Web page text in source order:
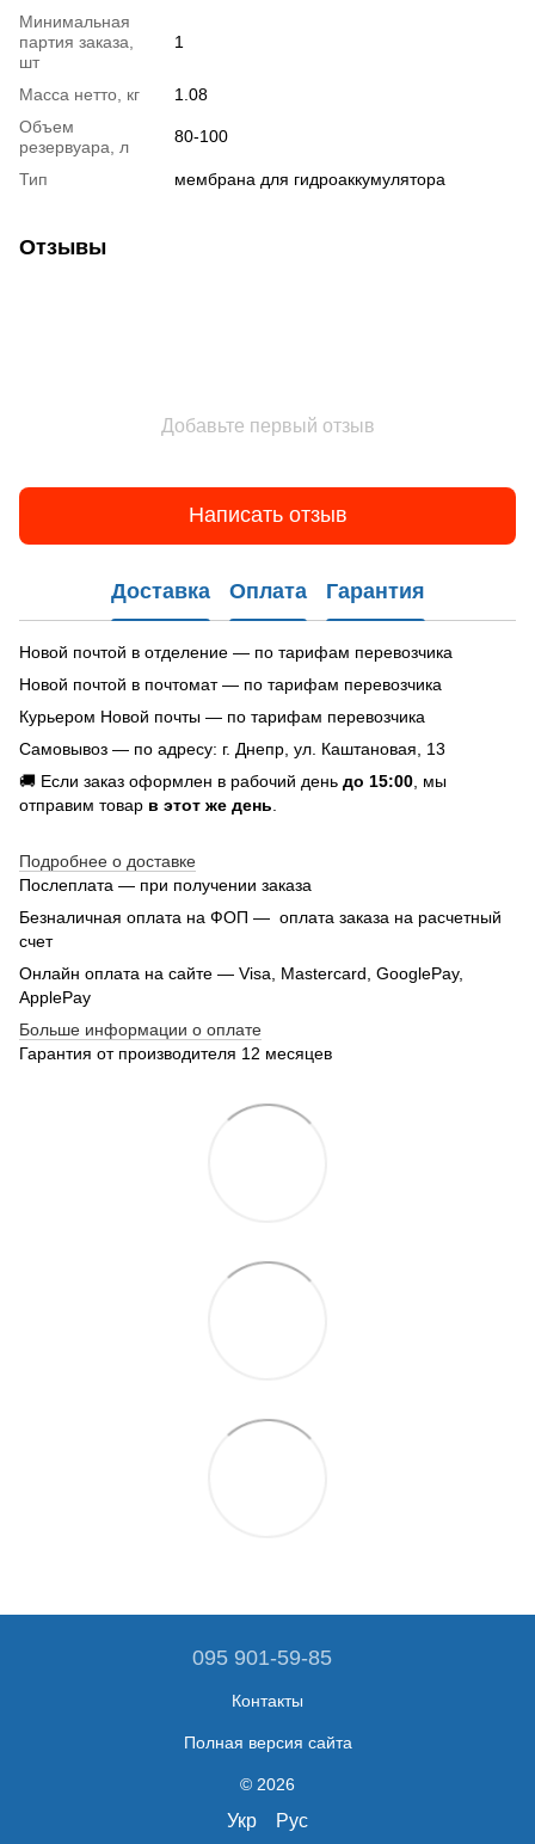
Минимальная
партия заказа,
шт
1
Масса нетто, кг
1.08
Объем
резервуара, л
80-100
Тип мембрана для гидроаккумулятора
Отзывы
Добавьте первый отзыв
Написать отзыв
Доставка Оплата Гарантия
Новой почтой в отделение — по тарифам перевозчика
Новой почтой в почтомат — по тарифам перевозчика
Курьером Новой почты — по тарифам перевозчика
Самовывоз — по адресу: г. Днепр, ул. Каштановая, 13
🚚 Если заказ оформлен в рабочий день до 15:00 , мы
отправим товар в этот же день
Подробнее о доставке
Послеплата — при получении заказа
Безналичная оплата на ФОП — оплата заказа на расчетный
счет
Онлайн оплата на сайте — Visa, Mastercard, GooglePay,
ApplePay
Больше информации о оплате
Гарантия от производителя 12 месяцев
095 901-59-85
Контакты
Полная версия сайта
© 2026
Укр Рус